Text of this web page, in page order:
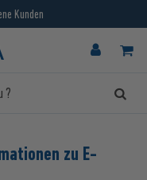
Kunden
zu E-